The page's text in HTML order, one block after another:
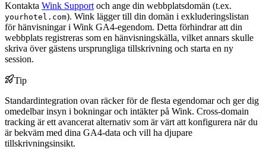
Kontakta Wink Support och ange din webbplatsdomän (t.ex.
yourhotel.com). Wink lägger till din domän i exkluderingslistan
för hänvisningar i Wink GA4-egendom. Detta förhindrar att din
webbplats registreras som en hänvisningskälla, vilket annars skulle
skriva över gästens ursprungliga tillskrivning och starta en ny
session.
Tip
Standardintegration ovan räcker för de flesta egendomar och ger dig
omedelbar insyn i bokningar och intäkter på Wink. Cross-domain
tracking är ett avancerat alternativ som är värt att konfigurera när du
är bekväm med dina GA4-data och vill ha djupare
tillskrivningsinsikt.